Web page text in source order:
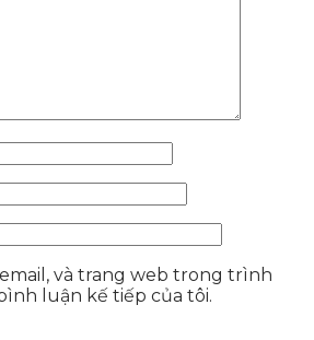
và trang web trong trình
luận kế tiếp của tôi.